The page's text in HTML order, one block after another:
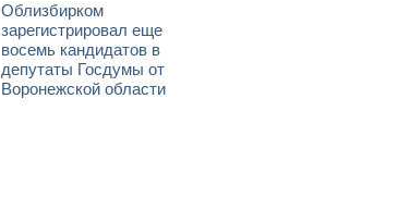
Облизбирком
зарегистрировал еще
восемь кандидатов в
депутаты Госдумы от
Воронежской области